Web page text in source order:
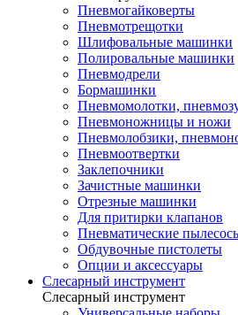
Пневмогайковерты
Пневмотрещотки
Шлифовальные машинки
Полировальные машинки
Пневмодрели
Бормашинки
Пневмомолотки,
Пневмоножницы и ножи
Пневмолобзики,
Пневмоотвертки
Заклепочники
Зачистные машинки
Отрезные машинки
Для притирки клапанов
Пневматические
Обдувочные пистолеты
Опции и аксессуары
Слесарный инструмент
Слесарный инструмент